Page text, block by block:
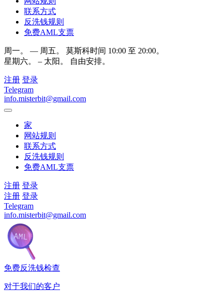
联系方式
反洗钱规则
免费AML支票
周一。 — 周五。 莫斯科时间 10:00 至 20:00。
星期六。 – 太阳。 自由安排。
注册 登录
Telegram
info.misterbit@gmail.com
家
网站规则
联系方式
反洗钱规则
免费AML支票
注册 登录
注册 登录
Telegram
info.misterbit@gmail.com
免费反洗钱检查
对于我们的客户